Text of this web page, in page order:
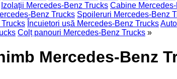
Izolaţii Mercedes-Benz Trucks Cabine
Benz Trucks Spoileruri Mercedes-Benz
Încuietori ușă Mercedes-Benz Trucks
Colț panouri Mercedes-Benz Trucks »
Mercedes-Benz